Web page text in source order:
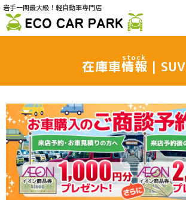
岩手一関最大級！軽自動車専門店
stock
在庫車情報｜SUV